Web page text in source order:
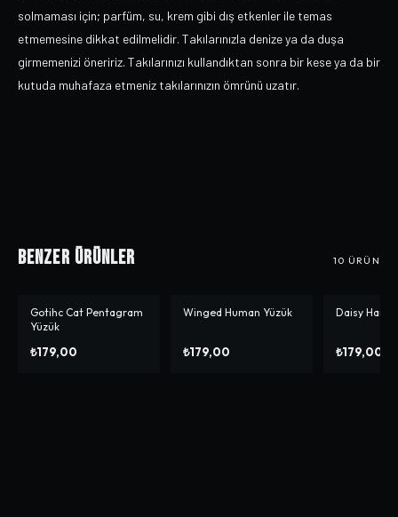
solmaması için; parfüm, su, krem gibi dış etkenler ile temas
etmemesine dikkat edilmelidir. Takılarınızla denize ya da duşa
girmemenizi öneririz. Takılarınızı kullandıktan sonra bir kese ya da bir
kutuda muhafaza etmeniz takılarınızın ömrünü uzatır.
Benzer Ürünler 10 ÜRÜN
Gotihc Cat Pentagram
Yüzük
₺179,00
Winged Human Yüzük
₺179,00
Daisy
₺179,00